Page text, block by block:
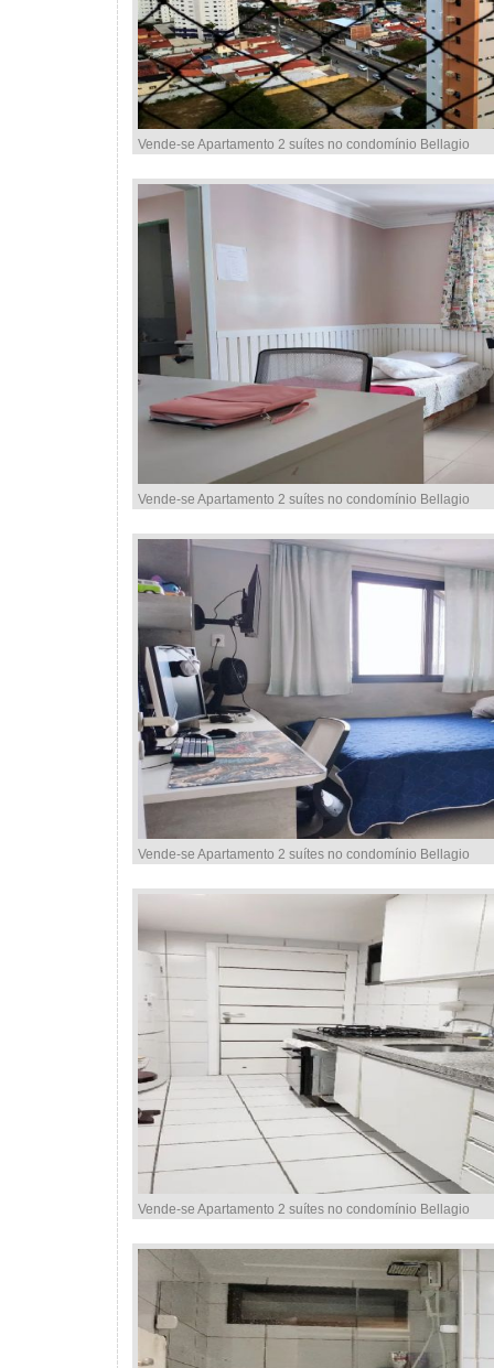
Vende-se Apartamento 2 suítes no condomínio Bellagio
Vende-se Apartamento 2 suítes no condomínio Bellagio
Vende-se Apartamento 2 suítes no condomínio Bellagio
Vende-se Apartamento 2 suítes no condomínio Bellagio